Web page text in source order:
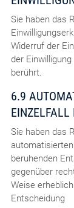
Sie haben das
Widerruf der
der
berührt.
6.9
EINZELFALL
Sie haben das
beruhenden
gegenüber
Weise
Entscheidung